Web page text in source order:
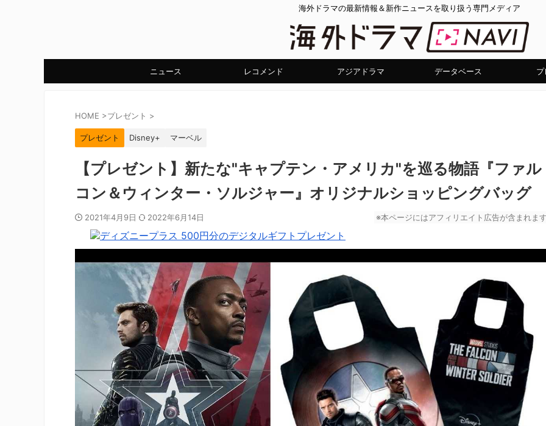
海外ドラマの最新情報＆新作ニュースを取り扱う専門メディア
ニュース レコメンド アジアドラマ データベース
HOME >プレゼント >
プレゼント Disney+ マーベル
【プレゼント】新たな"キャプテン・アメリカ"を巡る物語『ファル
コン＆ウィンター・ソルジャー』オリジナルショッピングバッグ
2021年4月9日 2022年6月14日 ※本ページにはアフィリエイト広告が含まれま